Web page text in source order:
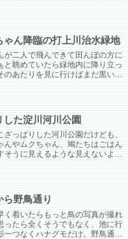
ゃん降臨の打上川治水緑地
が二人で飛んできて田んぼの方に
と眺めていたら緑地内に降り立っ
のあたりを見に行けばまだ黒い帯
した淀川河川公園
ざっぱりした河川公園だけども、
んやムクちゃん、鳩たちはごはん
そうに見えるような見えないよう
ら野鳥通り
く着いたらもっと鳥の写真が撮れ
ったら全くそうでもなく、池に行
一つなくハナグモだけ。野鳥通り